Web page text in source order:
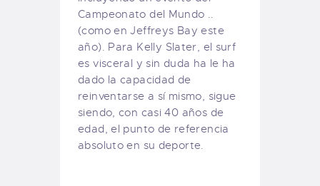
Campeonato del Mundo ..
(como en Jeffreys Bay este
año). Para Kelly Slater, el surf
es visceral y sin duda ha le ha
dado la capacidad de
reinventarse a sí mismo, sigue
siendo, con casi 40 años de
edad, el punto de referencia
absoluto en su deporte.